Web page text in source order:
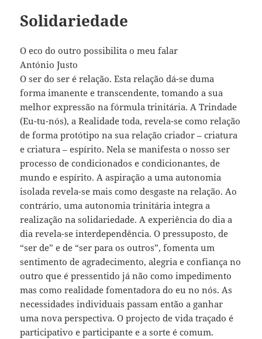
Solidariedade
O eco do outro possibilita o meu falar
António Justo
O ser do ser é relação. Esta relação dá-se duma
forma imanente e transcendente, tomando a sua
melhor expressão na fórmula trinitária. A Trindade
(Eu-tu-nós), a Realidade toda, revela-se como relação
de forma protótipo na sua relação criador – criatura
e criatura – espírito. Nela se manifesta o nosso ser
processo de condicionados e condicionantes, de
mundo e espírito. A aspiração a uma autonomia
isolada revela-se mais como desgaste na relação. Ao
contrário, uma autonomia trinitária integra a
realização na solidariedade. A experiência do dia a
dia revela-se interdependência. O pressuposto, de
“ser de” e de “ser para os outros”, fomenta um
sentimento de agradecimento, alegria e confiança no
outro que é pressentido já não como impedimento
mas como realidade fomentadora do eu no nós. As
necessidades individuais passam então a ganhar
uma nova perspectiva. O projecto de vida traçado é
participativo e participante e a sorte é comum.